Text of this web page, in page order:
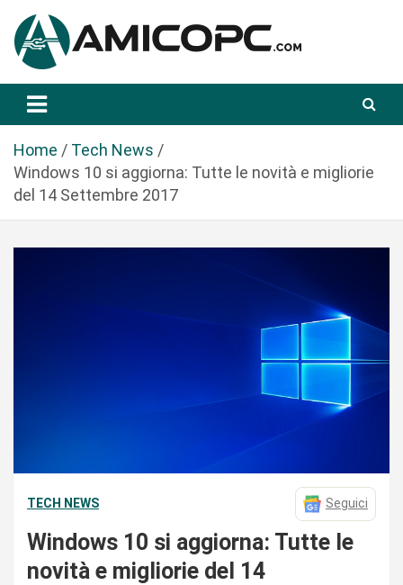
a
Amicopc.com
Home
Tech News
Windows 10 si aggiorna: Tutte le novità e migliorie
del 14 Settembre 2017
TECH NEWS Seguici
Windows 10 si aggiorna: Tutte le
novità e migliorie del 14